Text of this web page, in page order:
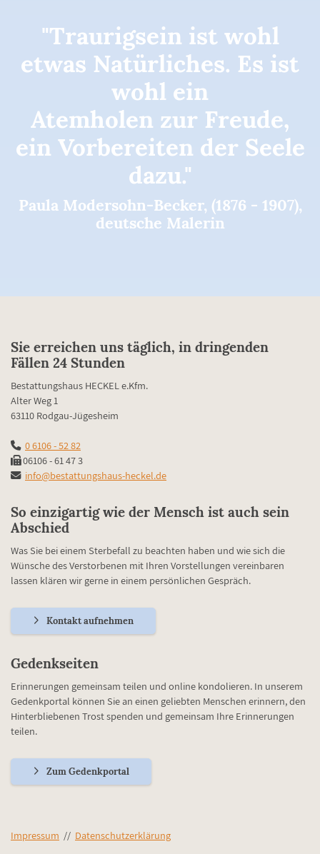
"Traurigsein ist wohl
etwas Natürliches. Es ist
wohl ein
Atemholen zur Freude,
ein Vorbereiten der Seele
dazu."
Paula Modersohn-Becker, (1876 - 1907),
deutsche Malerin
Sie erreichen uns täglich, in dringenden
Fällen 24 Stunden
Bestattungshaus HECKEL e.Kfm.
Alter Weg 1
63110 Rodgau-Jügesheim
0 6106 - 52 82
06106 - 61 47 3
info@bestattungshaus-heckel.de
So einzigartig wie der Mensch ist auch sein
Abschied
Was Sie bei einem Sterbefall zu beachten haben und wie sich die
Wünsche des Verstorbenen mit Ihren Vorstellungen vereinbaren
lassen klären wir gerne in einem persönlichen Gespräch.
Kontakt aufnehmen
Gedenkseiten
Erinnerungen gemeinsam teilen und online kondolieren. In unserem
Gedenkportal können Sie an einen geliebten Menschen erinnern, den
Hinterbliebenen Trost spenden und gemeinsam Ihre Erinnerungen
teilen.
Zum Gedenkportal
Impressum // Datenschutzerklärung